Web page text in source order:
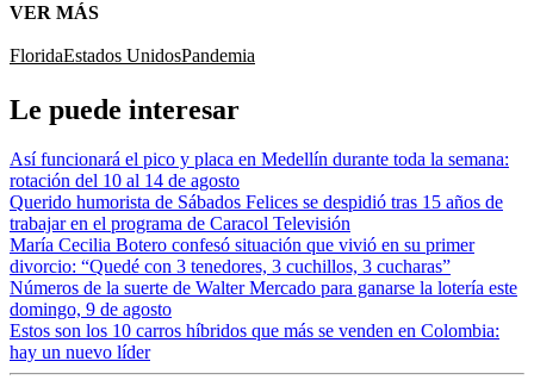
VER MÁS
FloridaEstados UnidosPandemia
Le puede interesar
Así funcionará el pico y placa en Medellín durante toda la semana:
rotación del 10 al 14 de agosto
Querido humorista de Sábados Felices se despidió tras 15 años de
trabajar en el programa de Caracol Televisión
María Cecilia Botero confesó situación que vivió en su primer
divorcio: “Quedé con 3 tenedores, 3 cuchillos, 3 cucharas”
Números de la suerte de Walter Mercado para ganarse la lotería este
domingo, 9 de agosto
Estos son los 10 carros híbridos que más se venden en Colombia:
hay un nuevo líder